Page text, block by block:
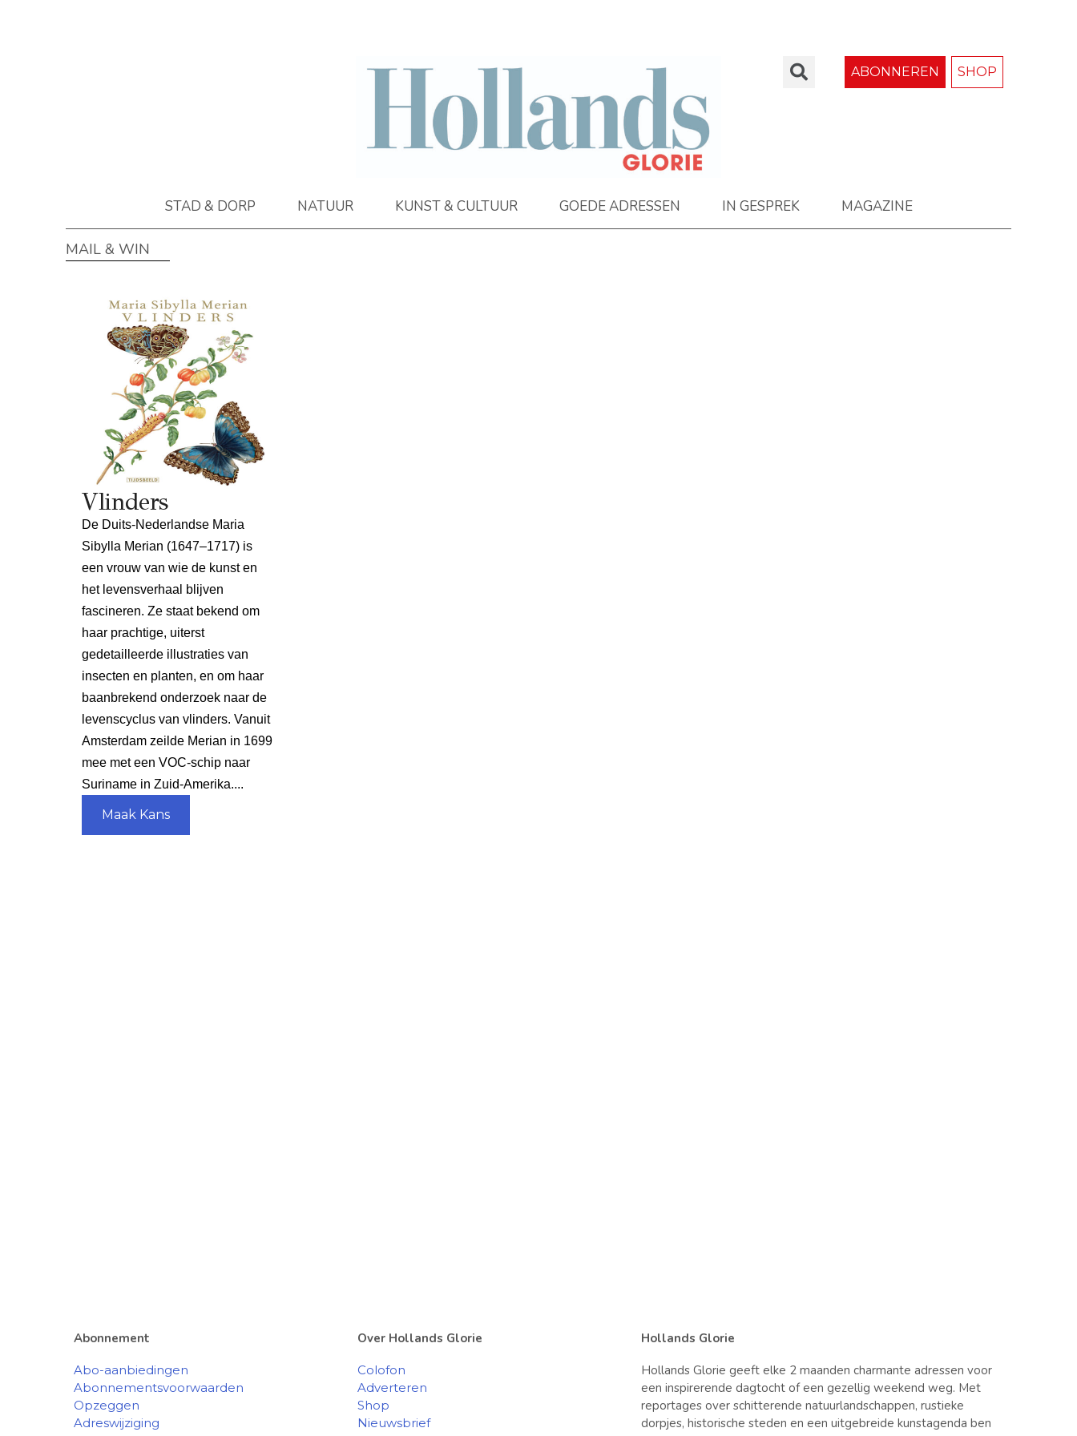
ABONNEREN SHOP
STAD & DORP NATUUR KUNST & CULTUUR GOEDE ADRESSEN IN GESPREK MAGAZINE
MAIL & WIN
Vlinders
De Duits-Nederlandse Maria
Sibylla Merian (1647–1717) is
een vrouw van wie de kunst en
het levensverhaal blijven
fascineren. Ze staat bekend om
haar prachtige, uiterst
gedetailleerde illustraties van
insecten en planten, en om haar
baanbrekend onderzoek naar de
levenscyclus van vlinders. Vanuit
Amsterdam zeilde Merian in 1699
mee met een VOC-schip naar
Suriname in Zuid-Amerika....
Maak Kans
Abonnement
Abo-aanbiedingen
Abonnementsvoorwaarden
Opzeggen
Adreswijziging
Over Hollands Glorie
Colofon
Adverteren
Shop
Nieuwsbrief
Hollands Glorie
Hollands Glorie geeft elke 2 maanden charmante adressen voor
een inspirerende dagtocht of een gezellig weekend weg. Met
reportages over schitterende natuurlandschappen, rustieke
dorpjes, historische steden en een uitgebreide kunstagenda ben